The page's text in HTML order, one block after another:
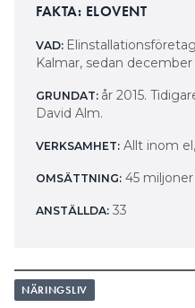
FAKTA: ELOVENT
VAD:
Kalmar, sedan
GRUNDAT: år 2015.
David Alm.
VERKSAMHET: Allt inom
OMSÄTTNING: 45
ANSTÄLLDA: 33
NÄRINGSLIV